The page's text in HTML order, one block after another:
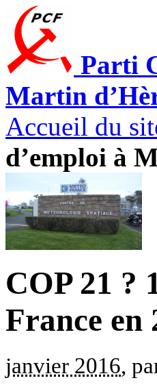
Parti
Martin
Accueil du
d’emploi à
COP 21 ?
France en
janvier 2016,